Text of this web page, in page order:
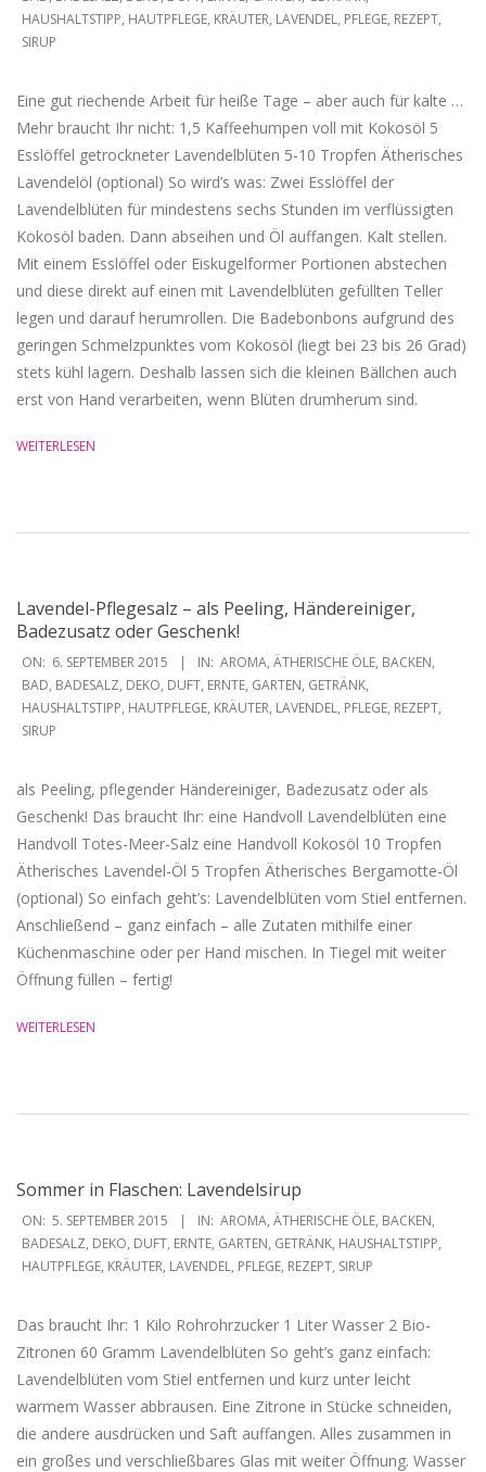
07
HAUSHALTSTIPP, HAUTPFLEGE, KRÄUTER, LAVENDEL, PFLEGE, REZEPT,
SIRUP
Eine gut riechende Arbeit für heiße Tage – aber auch für kalte …
Mehr braucht Ihr nicht: 1,5 Kaffeehumpen voll mit Kokosöl 5
Esslöffel getrockneter Lavendelblüten 5-10 Tropfen Ätherisches
Lavendelöl (optional) So wird’s was: Zwei Esslöffel der
Lavendelblüten für mindestens sechs Stunden im verflüssigten
Kokosöl baden. Dann abseihen und Öl auffangen. Kalt stellen.
Mit einem Esslöffel oder Eiskugelformer Portionen abstechen
und diese direkt auf einen mit Lavendelblüten gefüllten Teller
legen und darauf herumrollen. Die Badebonbons aufgrund des
geringen Schmelzpunktes vom Kokosöl (liegt bei 23 bis 26 Grad)
stets kühl lagern. Deshalb lassen sich die kleinen Bällchen auch
erst von Hand verarbeiten, wenn Blüten drumherum sind.
WEITERLESEN
Lavendel-Pflegesalz – als Peeling, Händereiniger,
Badezusatz oder Geschenk!
2015-
09-
06
ON: 6. SEPTEMBER 2015 IN: AROMA, ÄTHERISCHE ÖLE, BACKEN,
BAD, BADESALZ, DEKO, DUFT, ERNTE, GARTEN, GETRÄNK,
HAUSHALTSTIPP, HAUTPFLEGE, KRÄUTER, LAVENDEL, PFLEGE, REZEPT,
SIRUP
als Peeling, pflegender Händereiniger, Badezusatz oder als
Geschenk! Das braucht Ihr: eine Handvoll Lavendelblüten eine
Handvoll Totes-Meer-Salz eine Handvoll Kokosöl 10 Tropfen
Ätherisches Lavendel-Öl 5 Tropfen Ätherisches Bergamotte-Öl
(optional) So einfach geht’s: Lavendelblüten vom Stiel entfernen.
Anschließend – ganz einfach – alle Zutaten mithilfe einer
Küchenmaschine oder per Hand mischen. In Tiegel mit weiter
Öffnung füllen – fertig!
WEITERLESEN
Sommer in Flaschen: Lavendelsirup
2015-
09-
05
ON: 5. SEPTEMBER 2015 IN: AROMA, ÄTHERISCHE ÖLE, BACKEN,
BADESALZ, DEKO, DUFT, ERNTE, GARTEN, GETRÄNK, HAUSHALTSTIPP,
HAUTPFLEGE, KRÄUTER, LAVENDEL, PFLEGE, REZEPT, SIRUP
Das braucht Ihr: 1 Kilo Rohrohrzucker 1 Liter Wasser 2 Bio-
Zitronen 60 Gramm Lavendelblüten So geht’s ganz einfach:
Lavendelblüten vom Stiel entfernen und kurz unter leicht
warmem Wasser abbrausen. Eine Zitrone in Stücke schneiden,
die andere ausdrücken und Saft auffangen. Alles zusammen in
ein großes und verschließbares Glas mit weiter Öffnung. Wasser